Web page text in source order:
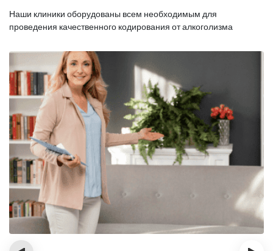
Наши клиники оборудованы всем необходимым для
проведения качественного кодирования от алкоголизма